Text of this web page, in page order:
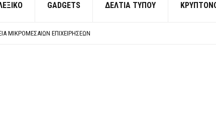
GADGETS ΔΕΛΤΙΑ ΤΥΠΟΥ
ΜΙΚΡΟΜΕΣΑΊΩΝ ΕΠΙΧΕΙΡΉΣΕΩΝ
ΑΠΑΝΤΉΣΕΙΣ